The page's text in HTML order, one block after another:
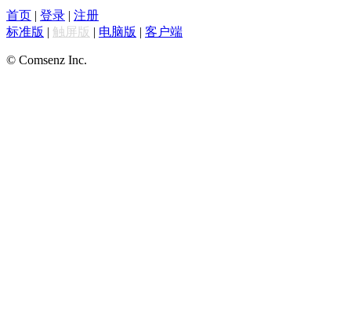
首页 登录
注册
标准版
触屏版 电脑版 客户端
© Comsenz Inc.